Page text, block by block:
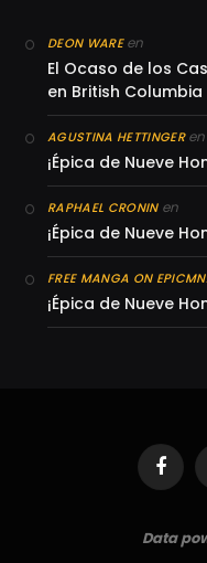
DEON WAREen
El Ocaso de los
en British Columbia
AGUSTINA HETTINGERen
¡Épica de Nueve
RAPHAEL CRONINen
¡Épica de Nueve
FREE MANGA ON
¡Épica de Nueve
Data